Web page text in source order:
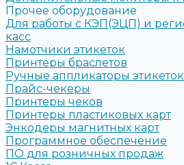
Прочее оборудование
Для работы с КЭП(ЭЦП) и
касс
Намотчики этикеток
Принтеры браслетов
Ручные аппликаторы этикеток
Прайс-чекеры
Принтеры чеков
Принтеры пластиковых карт
Энкодеры магнитных карт
Программное обеспечение
ПО для розничных продаж